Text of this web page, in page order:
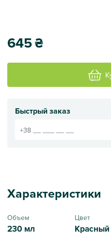
645₴
Быстрый заказ
Характеристики
Объем
230 мл
Цвет
Красный